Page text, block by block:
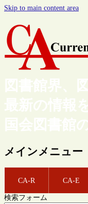
Skip to main content area
図書館界、
最新の情報
国会図書館
メインメニュー
CA-R CA-E
検索フォーム